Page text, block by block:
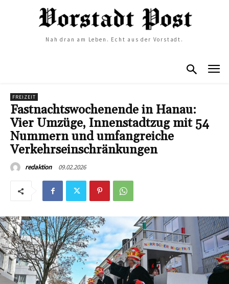
Nah dran am Leben. Echt aus der Vorstadt.
FREIZEIT
Fastnachtswochenende in Hanau:
Vier Umzüge, Innenstadtzug mit 54
Nummern und umfangreiche
Verkehrseinschränkungen
redaktion 09.02.2026